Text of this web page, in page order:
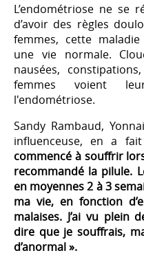
L’endométriose ne se
d’avoir des règles
femmes, cette
une vie normale.
nausées,
femmes voient
l'endométriose.
Sandy Rambaud,
influenceuse, en a
commencé à souffrir
recommandé la pilule.
en moyennes 2 à 3
ma vie, en fonction
malaises. J’ai vu plein
dire que je souffrais,
d’anormal ».